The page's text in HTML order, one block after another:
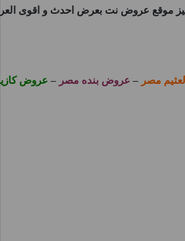
موقع عروض نت بعرض احدث و اقوى
مصر – عروض بنده مصر – عروض